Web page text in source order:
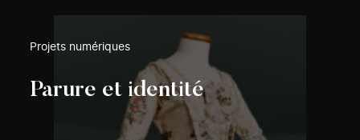
Projets numériques
Parure et identité